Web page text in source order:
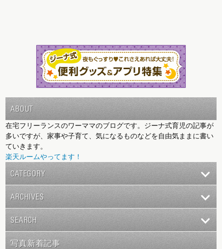
ABOUT
在宅フリーランスのワーママのブログです。ジーナ式育児の記事が
多いですが、家事や子育て、気になるものなどを自由気ままに書い
ていきます。
楽天ルームやってます！
CATEGORY
ARCHIVES
SEARCH
写真新着記事